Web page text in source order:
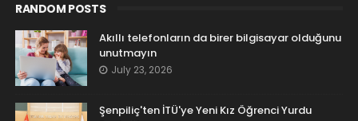
RANDOM POSTS
Akıllı telefonların da birer bilgisayar olduğunu
unutmayın
July 23, 2026
Şenpiliç'ten İTÜ'ye Yeni Kız Öğrenci Yurdu